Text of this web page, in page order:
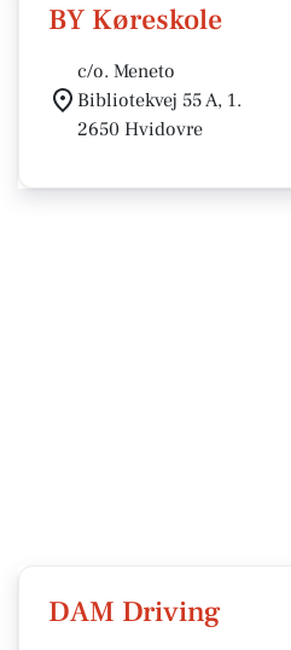
BY Køreskole
c/o. Meneto
Bibliotekvej 55 A, 1.
2650 Hvidovre
DAM Driving